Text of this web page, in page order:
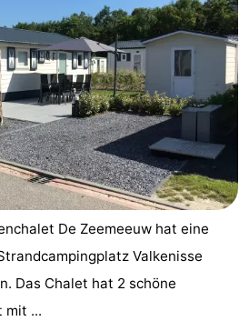
De Zeemeeuw hat eine
Valkenisse
Das Chalet hat 2 schöne
mit ...